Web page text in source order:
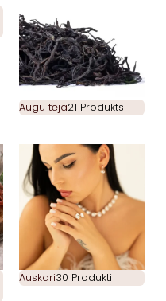
Augu tēja21 Produkts
Auskari30 Produkti